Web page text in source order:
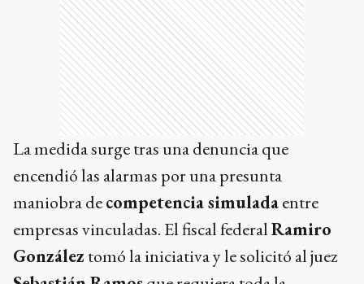
La medida surge tras una denuncia que
encendió las alarmas por una presunta
maniobra decompetencia simuladaentre
empresas vinculadas. El fiscal federalRamiro
González tomó la iniciativa y le solicitó al juez